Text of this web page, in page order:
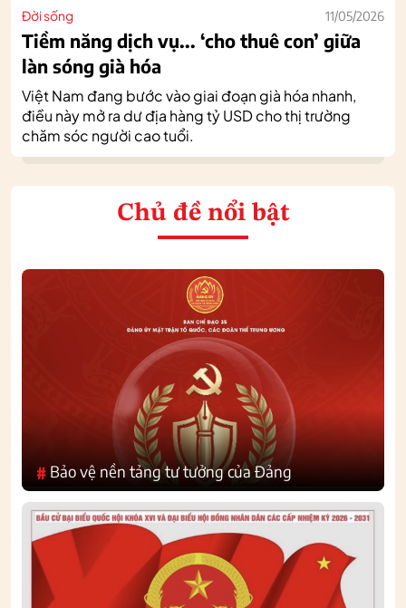
Đời sống 11/05/2026
Tiềm năng dịch vụ... ‘cho thuê con’ giữa
làn sóng già hóa
Việt Nam đang bước vào giai đoạn già hóa nhanh,
điều này mở ra dư địa hàng tỷ USD cho thị trường
chăm sóc người cao tuổi.
Chủ đề nổi bật
# Bảo vệ nền tảng tư tưởng của Đảng